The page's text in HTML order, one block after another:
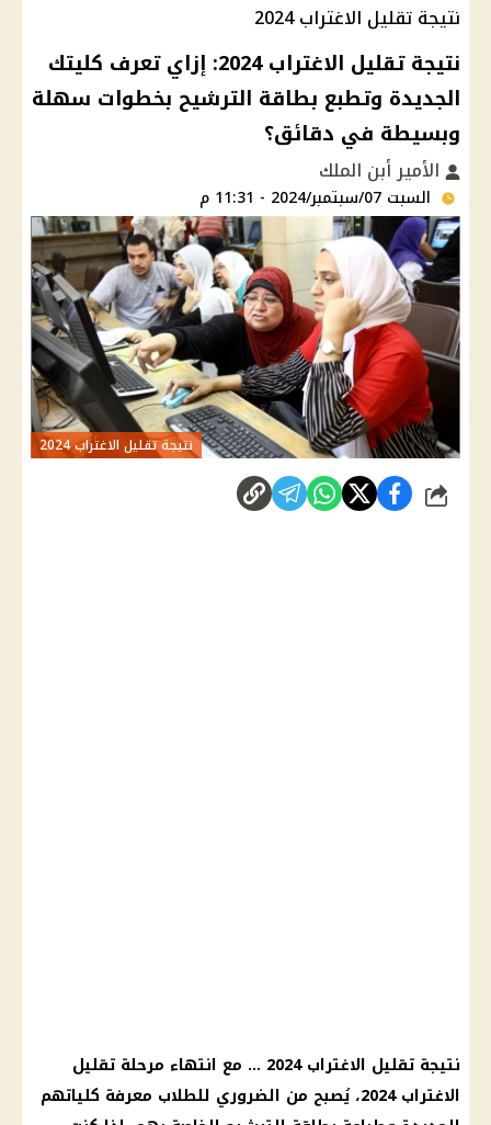
نتيجة تقليل الاغتراب 2024
نتيجة تقليل الاغتراب 2024: إزاي تعرف كليتك
الجديدة وتطبع بطاقة الترشيح بخطوات سهلة
وبسيطة في دقائق؟
الأمير أبن الملك
السبت 07/سبتمبر/2024 - 11:31 م
نتيجة تقليل الاغتراب 2024
شارك
نتيجة تقليل الاغتراب 2024 … مع انتهاء مرحلة تقليل
الاغتراب 2024، يُصبح من الضروري للطلاب معرفة كلياتهم